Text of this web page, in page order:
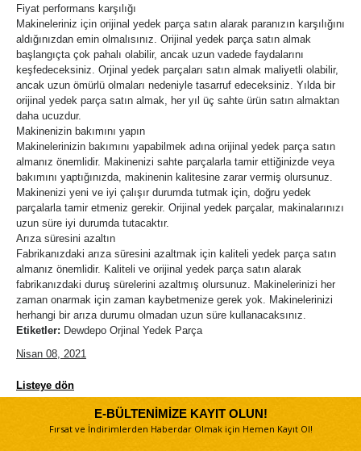
Fiyat performans karşılığı
Makineleriniz için orijinal yedek parça satın alarak paranızın karşılığını
aldığınızdan emin olmalısınız. Orijinal yedek parça satın almak
başlangıçta çok pahalı olabilir, ancak uzun vadede faydalarını
keşfedeceksiniz. Orjinal yedek parçaları satın almak maliyetli olabilir,
ancak uzun ömürlü olmaları nedeniyle tasarruf edeceksiniz. Yılda bir
orijinal yedek parça satın almak, her yıl üç sahte ürün satın almaktan
daha ucuzdur.
Makinenizin bakımını yapın
Makinelerinizin bakımını yapabilmek adına orijinal yedek parça satın
almanız önemlidir. Makinenizi sahte parçalarla tamir ettiğinizde veya
bakımını yaptığınızda, makinenin kalitesine zarar vermiş olursunuz.
Makinenizi yeni ve iyi çalışır durumda tutmak için, doğru yedek
parçalarla tamir etmeniz gerekir. Orijinal yedek parçalar, makinalarınızı
uzun süre iyi durumda tutacaktır.
Arıza süresini azaltın
Fabrikanızdaki arıza süresini azaltmak için kaliteli yedek parça satın
almanız önemlidir. Kaliteli ve orijinal yedek parça satın alarak
fabrikanızdaki duruş sürelerini azaltmış olursunuz. Makinelerinizi her
zaman onarmak için zaman kaybetmenize gerek yok. Makinelerinizi
herhangi bir arıza durumu olmadan uzun süre kullanacaksınız.
Etiketler: Dewdepo Orjinal Yedek Parça
Nisan 08, 2021
Listeye dön
E-BÜLTENİMİZE KAYIT OLUN!
Fırsat ve İndirimlerden Haberdar Olmak için Hemen Kayıt Ol!